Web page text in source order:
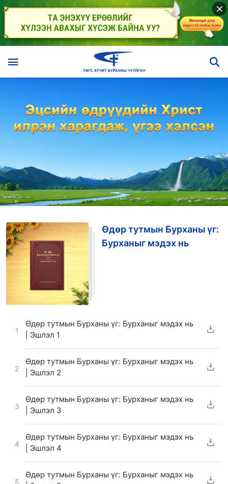
Өдөр тутмын Бурханы үг:
Бурханыг мэдэх нь
1
Өдөр тутмын Бурханы үг: Бурханыг мэдэх нь
| Эшлэл 1
2
Өдөр тутмын Бурханы үг: Бурханыг мэдэх нь
| Эшлэл 2
3
Өдөр тутмын Бурханы үг: Бурханыг мэдэх нь
| Эшлэл 3
4
Өдөр тутмын Бурханы үг: Бурханыг мэдэх нь
| Эшлэл 4
5
Өдөр тутмын Бурханы үг: Бурханыг мэдэх нь